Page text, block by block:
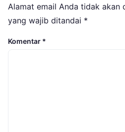
Alamat email Anda tidak akan
yang wajib ditandai *
Komentar *